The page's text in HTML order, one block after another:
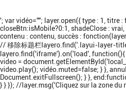
'; var vidéo=""; layer.open({ type : 1, titre :
closeBtn:isMobile?0:1, shadeClose : vrai,
contenu : contenu, succès :
// 移除标题栏layero.find('.layui-layer-
layero.find('iframe').on('load',
video =
video.play(); vidéo.muted=false; } },
Document.exitFullscreen(); } },
} } }); //layer.msg('Cliquez sur la zone du